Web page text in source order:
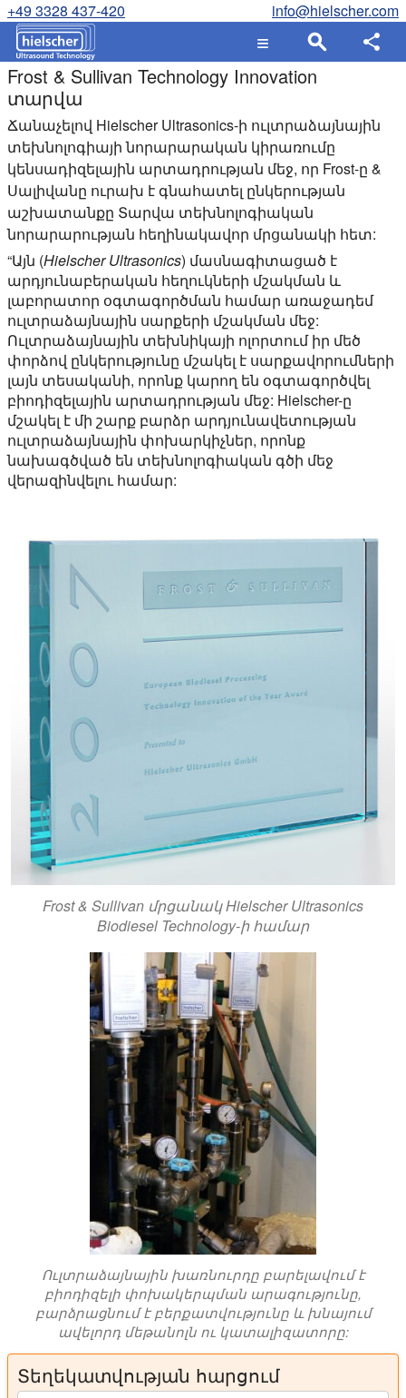
+49 3328 437-420 info@hielscher.com
Frost & Sullivan Technology Innovation
տարվա
Ճանաչելով Hielscher Ultrasonics-ի ուլտրաձայնային
տեխնոլոգիայի նորարարական կիրառումը
կենսադիզելային արտադրության մեջ, որ Frost-ը &
Սալիվանը ուրախ է գնահատել ընկերության
աշխատանքը Տարվա տեխնոլոգիական
նորարարության հեղինակավոր մրցանակի հետ:
“Այն (Hielscher Ultrasonics) մասնագիտացած է
արդյունաբերական հեղուկների մշակման և
լաբորատոր օգտագործման համար առաջադեմ
ուլտրաձայնային սարքերի մշակման մեջ:
Ուլտրաձայնային տեխնիկայի ոլորտում իր մեծ
փորձով ընկերությունը մշակել է սարքավորումների
լայն տեսականի, որոնք կարող են օգտագործվել
բիոդիզելային արտադրության մեջ: Hielscher-ը
մշակել է մի շարք բարձր արդյունավետության
ուլտրաձայնային փոխարկիչներ, որոնք
նախագծված են տեխնոլոգիական գծի մեջ
վերազինվելու համար:
Frost & Sullivan մրցանակ Hielscher Ultrasonics
Biodiesel Technology-ի համար
Ուլտրաձայնային խառնուրդը բարելավում է
բիոդիզելի փոխակերպման արագությունը,
բարձրացնում է բերքատվությունը և խնայում
ավելորդ մեթանոլն ու կատալիզատորը:
Տեղեկատվության հարցում